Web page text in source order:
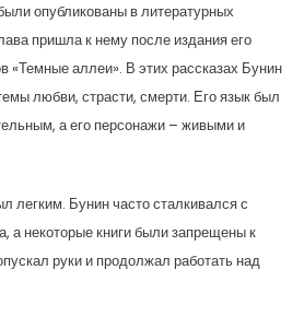
опубликованы в литературных
пришла к нему после издания его
«Темные аллеи». В этих рассказах Бунин
любви, страсти, смерти. Его язык был
а его персонажи – живыми и
легким. Бунин часто сталкивался с
а некоторые книги были запрещены к
руки и продолжал работать над